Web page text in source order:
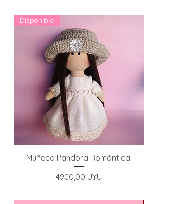
Disponible
Muñeca Pandora Romántica.
Precio
4900,00 UYU